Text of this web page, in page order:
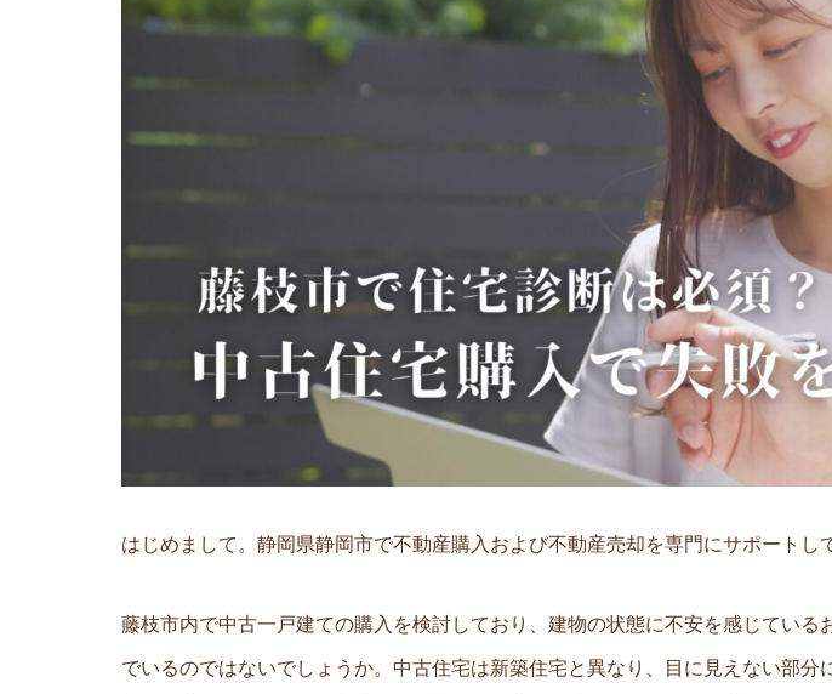
はじめまして。静岡県静岡市で不動産購入および不動産売却を専門にサポートし
藤枝市内で中古一戸建ての購入を検討しており、建物の状態に不安を感じてい
でいるのではないでしょうか。中古住宅は新築住宅と異なり、目に見えない部